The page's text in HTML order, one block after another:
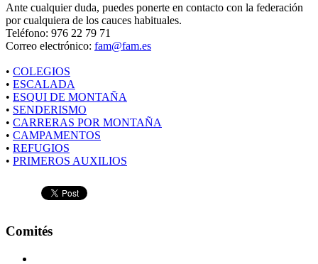
Ante cualquier duda, puedes ponerte en contacto con la federación
por cualquiera de los cauces habituales.
Teléfono: 976 22 79 71
Correo electrónico: fam@fam.es
• COLEGIOS
• ESCALADA
• ESQUI DE MONTAÑA
• SENDERISMO
• CARRERAS POR MONTAÑA
• CAMPAMENTOS
• REFUGIOS
• PRIMEROS AUXILIOS
Comités